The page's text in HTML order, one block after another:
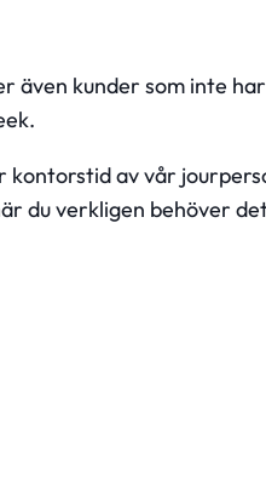
även kunder som inte
av vår
du verkligen behöver